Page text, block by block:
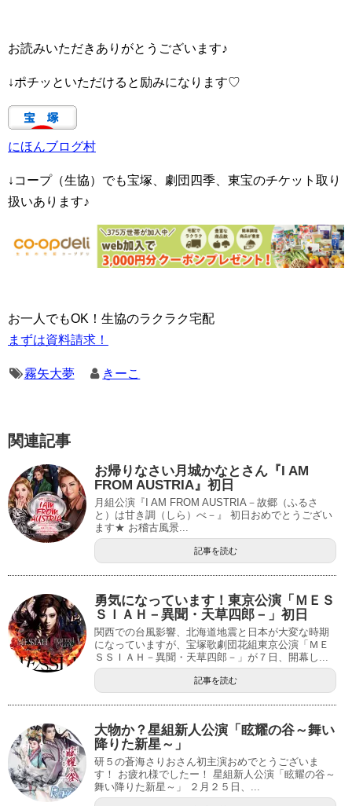
お読みいただきありがとうございます♪
↓ポチッといただけると励みになります♡
にほんブログ村
↓コープ（生協）でも宝塚、劇団四季、東宝のチケット取り
扱いあります♪
お一人でもOK！生協のラクラク宅配
まずは資料請求！
霧矢大夢 きーこ
関連記事
お帰りなさい月城かなとさん『I AM
FROM AUSTRIA』初日
月組公演『I AM FROM AUSTRIA－故郷（ふるさ
と）は甘き調（しら）べ－』 初日おめでとうござい
ます★ お稽古風景...
記事を読む
勇気になっています！東京公演「ＭＥＳ
ＳＩＡＨ－異聞・天草四郎－」初日
関西での台風影響、北海道地震と日本が大変な時期
になっていますが、宝塚歌劇団花組東京公演「ＭＥ
ＳＳＩＡＨ－異聞・天草四郎－」が７日、開幕し...
記事を読む
大物か？星組新人公演「眩耀の谷～舞い
降りた新星～」
研５の蒼海さりおさん初主演おめでとうございま
す！ お疲れ様でしたー！ 星組新人公演「眩耀の谷～
舞い降りた新星～」 ２月２５日、...